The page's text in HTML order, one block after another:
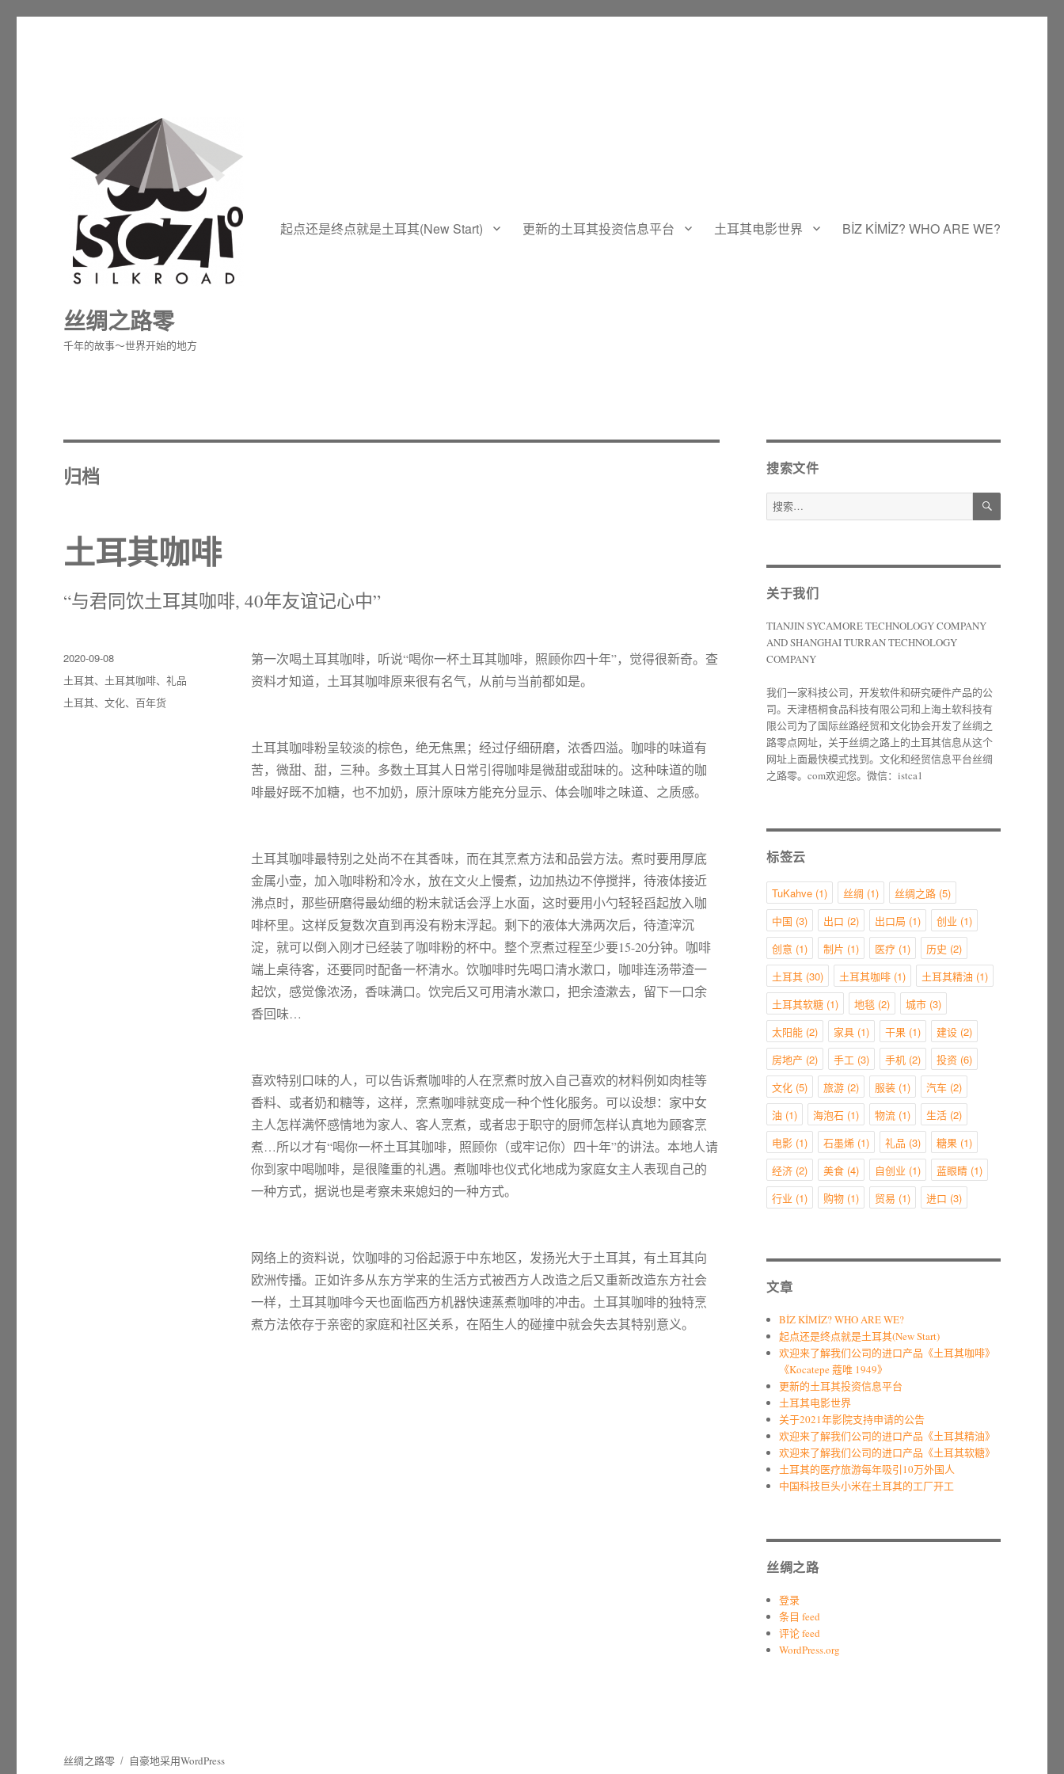
丝绸之路零
千年的故事～世界开始的地方
起点还是终点就是土耳其(New Start) 更新的土耳其投资信息平台 土耳其电影世界 BİZ KİMİZ? WHO ARE WE?
归档
土耳其咖啡
“与君同饮土耳其咖啡, 40年友谊记心中”
第一次喝土耳其咖啡，听说“喝你一杯土耳其咖啡，照顾你四十年”，觉得很新奇。查
资料才知道，土耳其咖啡原来很有名气，从前与当前都如是。
土耳其咖啡粉呈较淡的棕色，绝无焦黑；经过仔细研磨，浓香四溢。咖啡的味道有
苦，微甜、甜，三种。多数土耳其人日常引得咖啡是微甜或甜味的。这种味道的咖
啡最好既不加糖，也不加奶，原汁原味方能充分显示、体会咖啡之味道、之质感。
土耳其咖啡最特别之处尚不在其香味，而在其烹煮方法和品尝方法。煮时要用厚底
金属小壶，加入咖啡粉和冷水，放在文火上慢煮，边加热边不停搅拌，待液体接近
沸点时，那些研磨得最幼细的粉末就话会浮上水面，这时要用小勺轻轻舀起放入咖
啡杯里。这样反复数次直到再没有粉末浮起。剩下的液体大沸两次后，待渣滓沉
淀，就可以倒入刚才已经装了咖啡粉的杯中。整个烹煮过程至少要15-20分钟。咖啡
端上桌待客，还要同时配备一杯清水。饮咖啡时先喝口清水漱口，咖啡连汤带渣一
起饮，感觉像浓汤，香味满口。饮完后又可用清水漱口，把余渣漱去，留下一口余
香回味…
喜欢特别口味的人，可以告诉煮咖啡的人在烹煮时放入自己喜欢的材料例如肉桂等
香料、或者奶和糖等，这样，烹煮咖啡就变成一种个性化服务。可以设想：家中女
主人怎样满怀感情地为家人、客人烹煮，或者忠于职守的厨师怎样认真地为顾客烹
煮…所以才有“喝你一杯土耳其咖啡，照顾你（或牢记你）四十年”的讲法。本地人请
你到家中喝咖啡，是很隆重的礼遇。煮咖啡也仪式化地成为家庭女主人表现自己的
一种方式，据说也是考察未来媳妇的一种方式。
网络上的资料说，饮咖啡的习俗起源于中东地区，发扬光大于土耳其，有土耳其向
欧洲传播。正如许多从东方学来的生活方式被西方人改造之后又重新改造东方社会
一样，土耳其咖啡今天也面临西方机器快速蒸煮咖啡的冲击。土耳其咖啡的独特烹
煮方法依存于亲密的家庭和社区关系，在陌生人的碰撞中就会失去其特别意义。
发
布
于
2020-09-08
分
类
土耳其、 土耳其咖啡、礼品
标
土耳其、文化、百年货
搜索文件
搜
索：
搜
关于我们
TIANJIN SYCAMORE TECHNOLOGY COMPANY
AND SHANGHAI TURRAN TECHNOLOGY
COMPANY
我们一家科技公司，开发软件和研究硬件产品的公
司。天津梧桐食品科技有限公司和上海土软科技有
限公司为了国际丝路经贸和文化协会开发了丝绸之
路零点网址，关于丝绸之路上的土耳其信息从这个
网址上面最快模式找到。文化和经贸信息平台丝绸
之路零。com欢迎您。微信：istca1
标签云
TuKahve(1) 丝绸 (1) 丝绸之路(5)
中国 (3) 出口 (2) 出口局 (1) 创业 (1)
创意 (1) 制片 (1) 医疗(1) 历史 (2)
土耳其(30) 土耳其咖啡(1) 土耳其精油 (1)
土耳其软糖(1) 地毯(2) 城市(3)
太阳能(2) 家具(1) 干果(1) 建设(2)
房地产 (2) 手工 (3) 手机(2) 投资 (6)
文化(5) 旅游(2) 服装(1) 汽车(2)
油 (1) 海泡石(1) 物流(1) 生活(2)
电影(1) 石墨烯(1) 礼品 (3) 糖果(1)
经济(2) 美食(4) 自创业 (1) 蓝眼睛(1)
行业 (1) 购物(1) 贸易 (1) 进口 (3)
文章
BİZ KİMİZ? WHO ARE WE?
起点还是终点就是土耳其(New Start)
欢迎来了解我们公司的进口产品《土耳其咖啡》
《Kocatepe 蔻唯 1949》
更新的土耳其投资信息平台
土耳其电影世界
关于2021年影院支持申请的公告
欢迎来了解我们公司的进口产品《土耳其精油》
欢迎来了解我们公司的进口产品《土耳其软糖》
土耳其的医疗旅游每年吸引10万外国人
中国科技巨头小米在土耳其的工厂开工
丝绸之路
登录
条目 feed
评论 feed
WordPress.org
丝绸之路零 自豪地采用WordPress